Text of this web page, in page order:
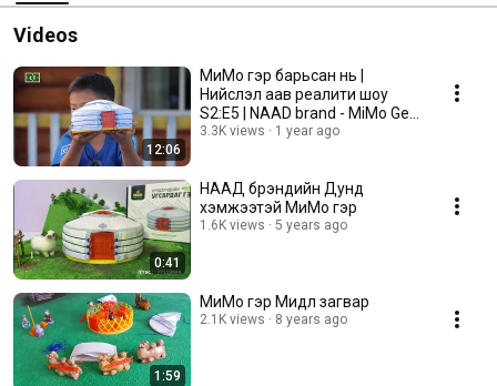
Videos
12:06
МиМо гэр барьсан нь |
Нийслэл аав реалити шоу
S2:E5 | NAAD brand - MiMo Ger |
Утас: 77118844
3.3K views 1 year ago
0:41
НААД брэндийн Дунд
хэмжээтэй МиМо гэр
1.6K views 5 years ago
1:59
МиМо гэр Мидл загвар
2.1K views 8 years ago